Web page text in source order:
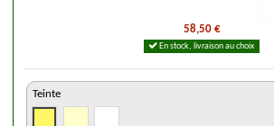
58,50 €
En stock, livraison au choix
Teinte